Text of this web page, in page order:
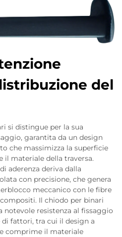
del
si distingue per la sua
garantita da un design
che massimizza la superficie
materiale della traversa.
aderenza deriva dalla
con precisione, che genera
meccanico con le fibre
Il chiodo per binari
resistenza al fissaggio
fattori, tra cui il design a
comprime il materiale